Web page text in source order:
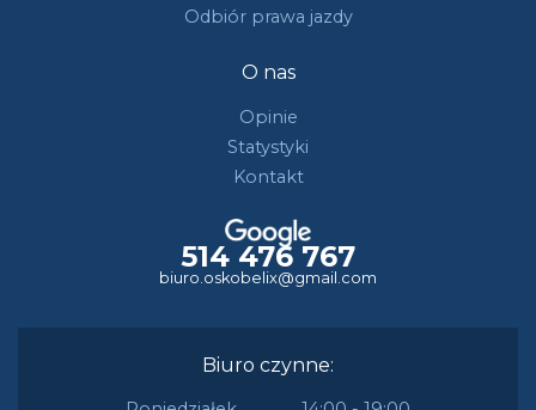
Odbiór prawa jazdy
O nas
Opinie
Statystyki
Kontakt
514 476 767
biuro.oskobelix@gmail.com
Biuro czynne: